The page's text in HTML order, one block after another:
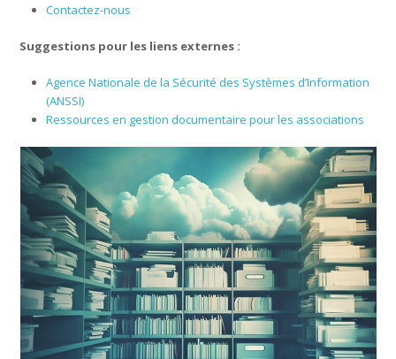
Contactez-nous
Suggestions pour les liens externes :
Agence Nationale de la Sécurité des Systèmes d’Information
(ANSSI)
Ressources en gestion documentaire pour les associations